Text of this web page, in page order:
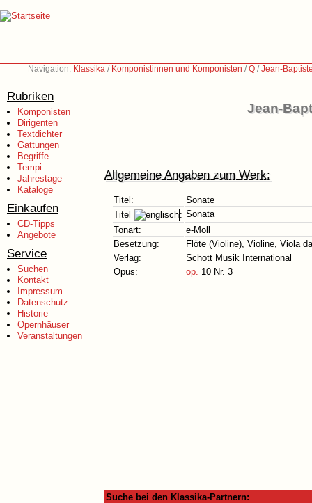
Navigation: Klassika / Komponistinnen und Komponisten /Q /Jean-
Rubriken
Komponisten
Dirigenten
Textdichter
Gattungen
Begriffe
Tempi
Jahrestage
Kataloge
Einkaufen
CD-Tipps
Angebote
Service
Suchen
Kontakt
Impressum
Datenschutz
Historie
Opernhäuser
Veranstaltungen
Jean-
Allgemeine Angaben zum Werk:
Titel:
Sonate
Titel
: Sonata
Tonart:
e-Moll
Besetzung:
Flöte (Violine), Violine, Viola
Verlag:
Schott Musik International
Opus:
op. 10 Nr. 3
Suche bei den Klassika-Partnern: